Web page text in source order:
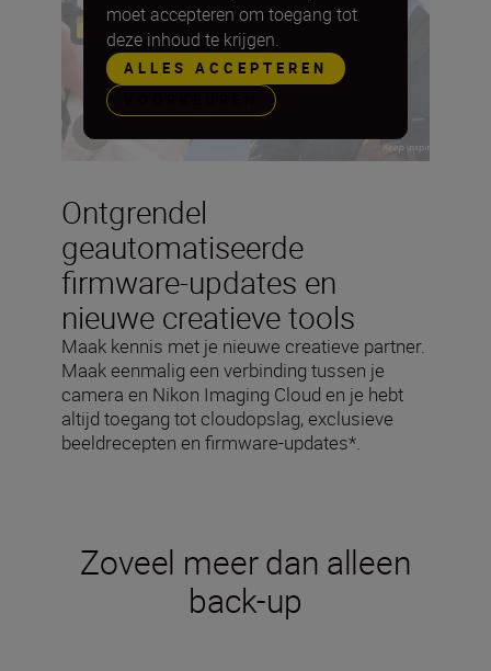
Ontgrendel
geautomatiseerde
firmware-updates en
nieuwe creatieve tools
Maak kennis met je nieuwe creatieve partner.
Maak eenmalig een verbinding tussen je
camera en Nikon Imaging Cloud en je hebt
altijd toegang tot cloudopslag, exclusieve
beeldrecepten en firmware-updates*.
moet accepteren om toegang tot
deze inhoud te krijgen.
ALLES ACCEPTEREN
Zoveel meer dan alleen
back-up